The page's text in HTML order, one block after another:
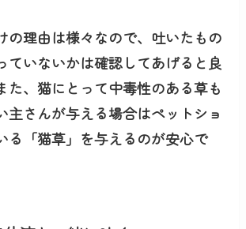
の理由は様々なので、吐いたもの
ていないかは確認してあげると良
た、猫にとって中毒性のある草も
主さんが与える場合はペットショ
る 「猫草」を与えるのが安心で